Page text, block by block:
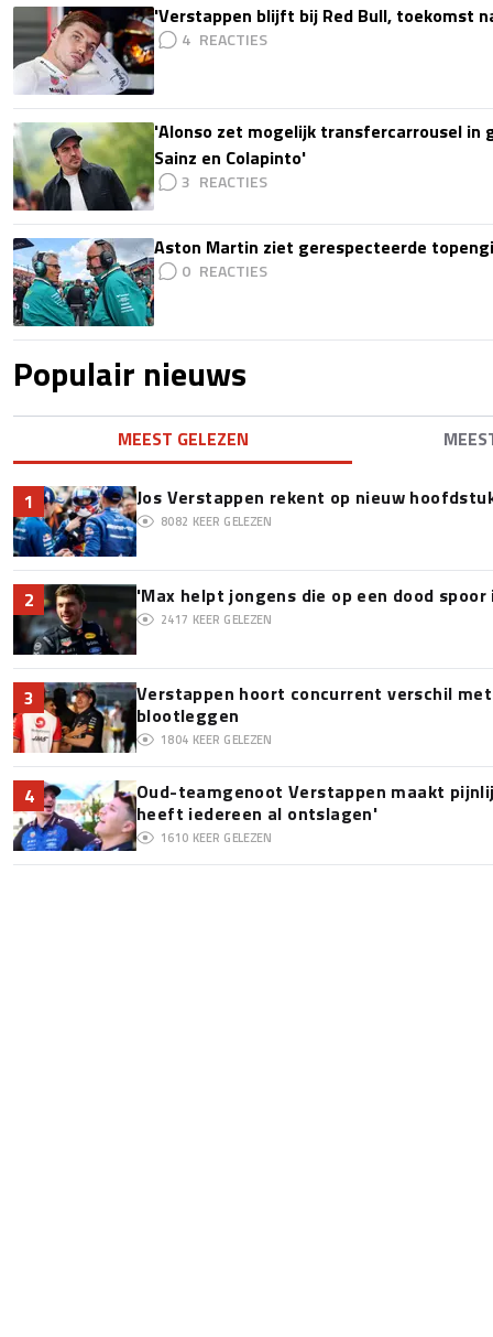
'Verstappen blijft bij Red Bull, toekomst
4
'Alonso zet mogelijk transfercarrousel in
Sainz en Colapinto'
3
Aston Martin ziet gerespecteerde
0
Populair nieuws
MEEST GELEZEN
1 Jos Verstappen rekent op nieuw
8082 KEER GELEZEN
2 'Max helpt jongens die op een dood
2417 KEER GELEZEN
3
Verstappen hoort concurrent verschil
blootleggen
1804 KEER GELEZEN
4
Oud-teamgenoot Verstappen maakt
heeft iedereen al ontslagen'
1610 KEER GELEZEN